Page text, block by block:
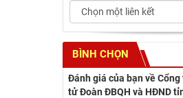
BÌNH CHỌN
Đánh giá của bạn về
tử Đoàn ĐBQH và HĐND